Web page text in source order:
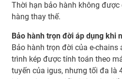
Thời hạn bảo hành không
hàng thay thế.
Bảo hành trọn đời áp dụng khi
Bảo hành trọn đời của e-chains
trình kép được tính toán theo
tuyến của igus, nhưng tối đa là